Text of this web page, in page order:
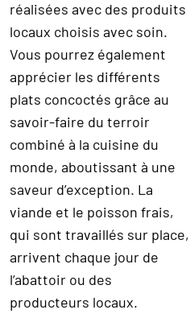
réalisées avec des produits
locaux choisis avec soin.
Vous pourrez également
apprécier les différents
plats concoctés grâce au
savoir-faire du terroir
combiné à la cuisine du
monde, aboutissant à une
saveur d’exception. La
viande et le poisson frais,
qui sont travaillés sur place,
arrivent chaque jour de
l’abattoir ou des
producteurs locaux.